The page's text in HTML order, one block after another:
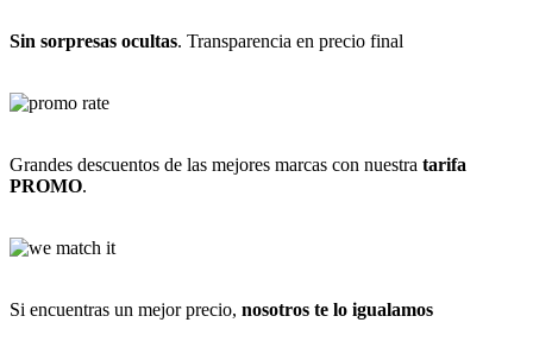
Sin sorpresas ocultas. Transparencia en precio final
Grandes descuentos de las mejores marcas con nuestra tarifa
PROMO.
Si encuentras un mejor precio, nosotros te lo igualamos